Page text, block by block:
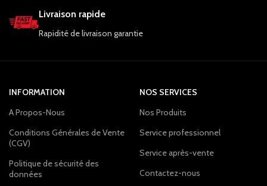
Livraison rapide
Rapidité de livraison garantie
INFORMATION
A Propos-Nous
Conditions Générales de Vente
(CGV)
Politique de sécurité des
données
NOS SERVICES
Nos Produits
Service professionnel
Service après-vente
Contactez-nous